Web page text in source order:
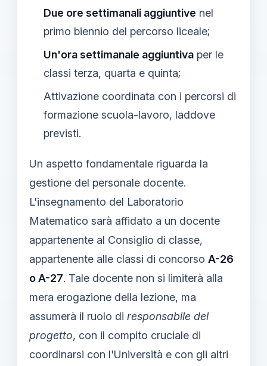
Due ore settimanali aggiuntive nel
primo biennio del percorso liceale;
Un'ora settimanale aggiuntiva per le
classi terza, quarta e quinta;
Attivazione coordinata con i percorsi di
formazione scuola-lavoro, laddove
previsti.
Un aspetto fondamentale riguarda la
gestione del personale docente.
L'insegnamento del Laboratorio
Matematico sarà affidato a un docente
appartenente al Consiglio di classe,
appartenente alle classi di concorso A-26
o A-27. Tale docente non si limiterà alla
mera erogazione della lezione, ma
assumerà il ruolo di responsabile del
progetto, con il compito cruciale di
coordinarsi con l'Università e con gli altri